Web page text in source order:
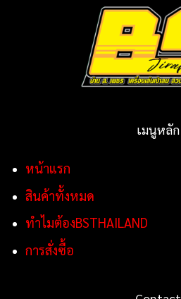
เมนูหลัก
หน้าแรก
สินค้าทั้งหมด
ทำไมต้องBSTHAILAND
การสั่งซื้อ